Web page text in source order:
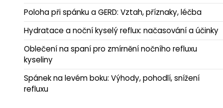
Poloha při spánku a GERD: Vztah, příznaky, léčba
Hydratace a noční kyselý reflux: načasování a účinky
Oblečení na spaní pro zmírnění nočního refluxu
kyseliny
Spánek na levém boku: Výhody, pohodlí, snížení
refluxu